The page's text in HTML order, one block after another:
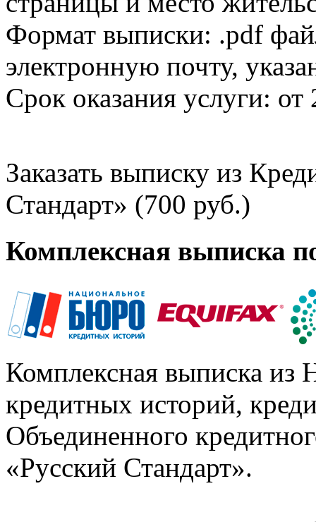
Формат выписки: .pdf
электронную почту,
Срок оказания услуги: от
Заказать выписку из
Стандарт» (700 руб.)
Комплексная выписка
Комплексная выписка из
кредитных историй,
Объединенного
«Русский Стандарт».